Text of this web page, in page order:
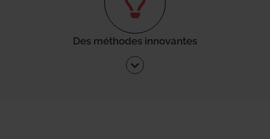
Des méthodes innovantes